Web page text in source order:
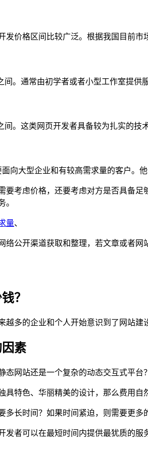
发价格区间比较广泛。根据我国目前
间。通常由初学者或者小型工作室提供
间。这类网页开发者具备较为扎实的技
向大型企业和有较高需求量的客户。
要考虑价格，还要考虑对方是否具备
。
量、
络公开渠道获取和整理，若文章或者网
？
越多的企业和个人开始意识到了网站
素
态网站还是一个复杂的动态交互式平台
具特色、华丽精美的设计，那么费用自
多长时间？如果时间紧迫，则需要更多
发者可以在最短时间内提供最犹质的服